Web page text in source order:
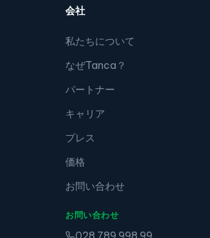
会社
私たちについて
なぜTanca？
パートナー
キャリア
プレス
価格
お問い合わせ
お問い合わせ